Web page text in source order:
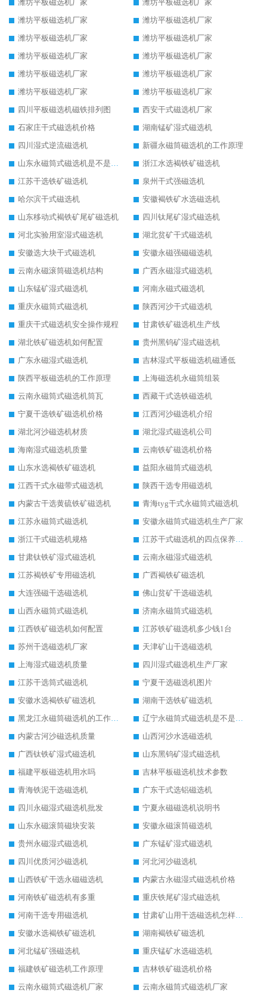
潍坊平板磁选机厂家
潍坊平板磁选机厂家
潍坊平板磁选机厂家
潍坊平板磁选机厂家
潍坊平板磁选机厂家
潍坊平板磁选机厂家
潍坊平板磁选机厂家
潍坊平板磁选机厂家
潍坊平板磁选机厂家
潍坊平板磁选机厂家
潍坊平板磁选机厂家
潍坊平板磁选机厂家
四川平板磁选机磁铁排列图
西安干式磁选机厂家
石家庄干式磁选机价格
湖南锰矿湿式磁选机
四川湿式逆流磁选机
新疆永磁筒磁选机的工作原理
山东永磁筒式磁选机是不是强磁
浙江水选褐铁矿磁选机
江苏干选铁矿磁选机
泉州干式强磁选机
哈尔滨干式磁选机
安徽褐铁矿水选磁选机
山东移动式褐铁矿尾矿磁选机
四川钛尾矿湿式磁选机
河北实验用室湿式磁选机
湖北贫矿干式磁选机
安徽选大块干式磁选机
安徽永磁强磁磁选机
云南永磁滚筒磁选机结构
广西永磁湿式磁选机
山东锰矿湿式磁选机
河南永磁式磁选机
重庆永磁筒式磁选机
陕西河沙干式磁选机
重庆干式磁选机安全操作规程
甘肃铁矿磁选机生产线
湖北铁矿磁选机如何配置
贵州黑钨矿湿式磁选机
广东永磁湿式磁选机
吉林湿式平板磁选机磁通低
陕西平板磁选机的工作原理
上海磁选机永磁筒组装
云南永磁筒式磁选机筒瓦
西藏干式选铁磁选机
宁夏干选铁矿磁选机价格
江西河沙磁选机介绍
湖北河沙磁选机材质
湖北湿式磁选机公司
海南湿式磁选机质量
云南铁矿磁选机价格
山东水选褐铁矿磁选机
益阳永磁筒式磁选机
江西干式永磁带式磁选机
陕西干选专用磁选机
内蒙古干选黄硫铁矿磁选机
青海tyg干式永磁筒式磁选机
江苏永磁筒式磁选机
安徽永磁筒式磁选机生产厂家
浙江干式磁选机规格
江苏干式磁选机的四点保养秘籍
甘肃钛铁矿湿式磁选机
云南永磁湿式磁选机
江苏褐铁矿专用磁选机
广西褐铁矿磁选机
大连强磁干选磁选机
佛山贫矿干选磁选机
山西永磁筒式磁选机
济南永磁筒式磁选机
江西铁矿磁选机如何配置
江苏铁矿磁选机多少钱1台
苏州干选磁选机厂家
天津矿山干选磁选机
上海湿式磁选机质量
四川湿式磁选机生产厂家
江苏干选筒式磁选机
宁夏干选磁选机图片
安徽水选褐铁矿磁选机
湖南干选铁矿磁选机
黑龙江永磁筒磁选机的工作原理
辽宁永磁筒式磁选机是不是强磁
内蒙古河沙磁选机质量
山西河沙水选磁选机
广西钛铁矿湿式磁选机
山东黑钨矿湿式磁选机
福建平板磁选机用水吗
吉林平板磁选机技术参数
青海铁泥干选磁选机
广东干式选铝磁选机
四川永磁湿式磁选机批发
宁夏永磁磁选机说明书
山东永磁滚筒磁块安装
安徽永磁滚筒磁选机
贵州永磁湿式磁选机
广东锰矿湿式磁选机
四川优质河沙磁选机
河北河沙磁选机
山西铁矿干选永磁磁选机
内蒙古永磁湿式磁选机价格
河南铁矿磁选机有多重
重庆铁尾矿湿式磁选机
河南干选专用磁选机
甘肃矿山用干选磁选机怎样调磁
安徽水选褐铁矿磁选机
湖南褐铁矿磁选机
河北锰矿强磁选机
重庆锰矿水选磁选机
福建铁矿磁选机工作原理
吉林铁矿磁选机价格
云南永磁筒式磁选机厂家
云南永磁筒式磁选机厂家